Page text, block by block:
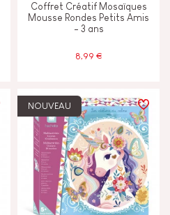
Coffret Créatif Mosaïques
Mousse Rondes Petits Amis
- 3 ans
8,99 €
NOUVEAU